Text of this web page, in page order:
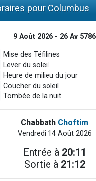
pour Columbus
9 Août 2026 - 26 Av 5786
Mise des Téfilines
Lever du soleil
Heure de milieu du jour
Coucher du soleil
Tombée de la nuit
Chabbath Choftim
Vendredi 14 Août 2026
Entrée à 20:11
Sortie à 21:12